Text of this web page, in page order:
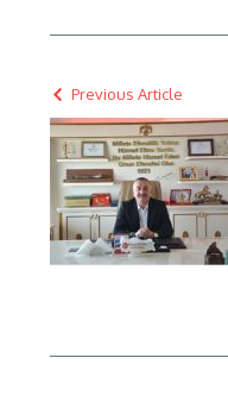
Previous Article